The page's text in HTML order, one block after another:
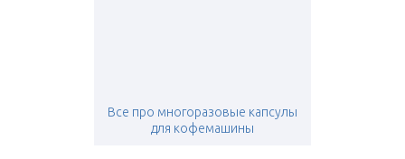
Все про многоразовые капсулы
для кофемашины